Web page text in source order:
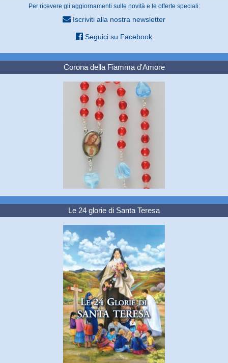
Per ricevere gli aggiornamenti sulle novità e le offerte speciali:
Iscriviti alla nostra newsletter
Seguici su Facebook
Corona della Fiamma d'Amore
Le 24 glorie di Santa Teresa